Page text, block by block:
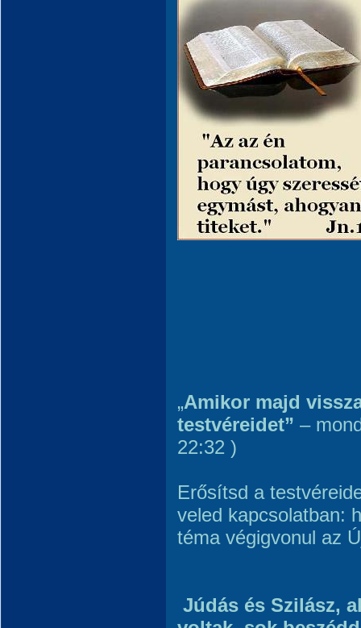
„Amikor majd
testvéreidet” –
22:32 )
Erősítsd a
veled kapcsolatban:
téma végigvonul az
Júdás és Szilász,